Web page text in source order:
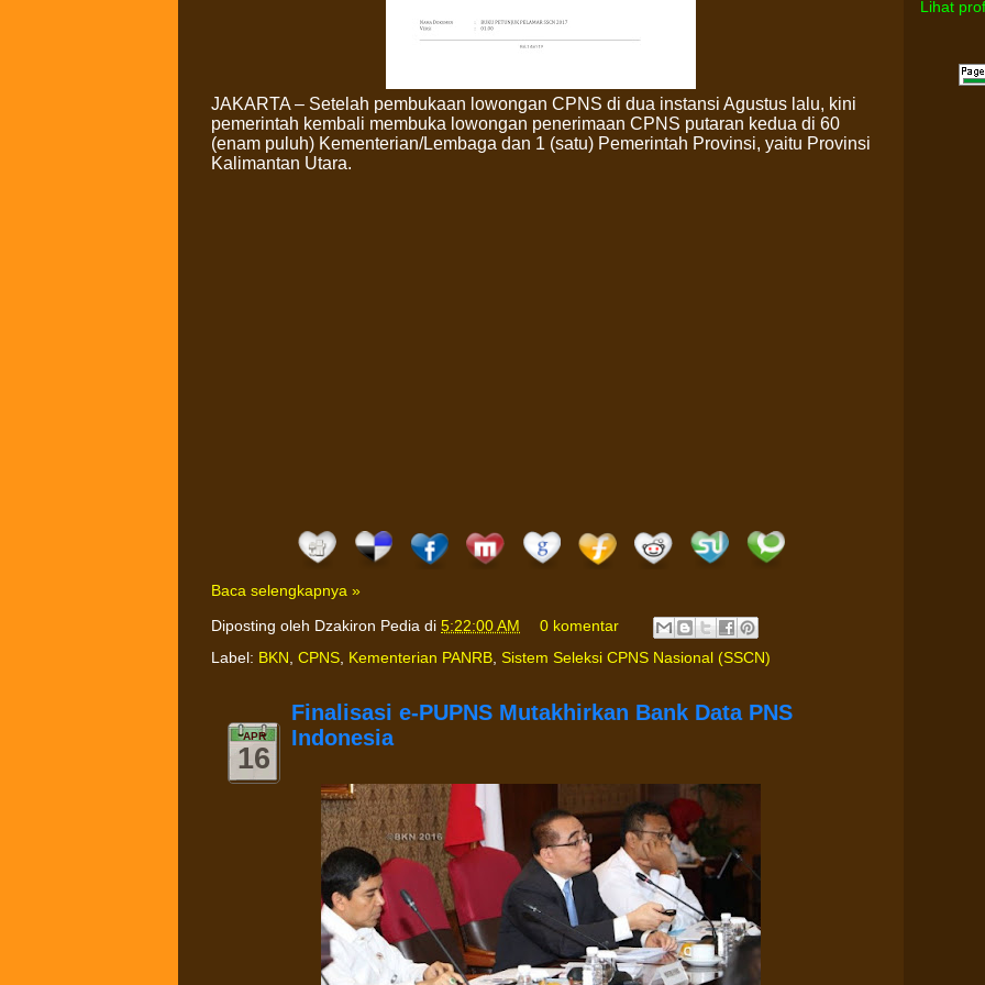
JAKARTA – Setelah pembukaan lowongan CPNS di dua instansi Agustus lalu, kini
pemerintah kembali membuka lowongan penerimaan CPNS putaran kedua di 60
(enam puluh) Kementerian/Lembaga dan 1 (satu) Pemerintah Provinsi, yaitu Provinsi
Kalimantan Utara.
Baca selengkapnya »
Diposting oleh Dzakiron Pedia di 5:22:00 AM
0 komentar
Label: BKN, CPNS, Kementerian PANRB, Sistem Seleksi CPNS Nasional (SSCN)
APR
16
Finalisasi e-PUPNS Mutakhirkan Bank Data PNS
Indonesia
Lihat